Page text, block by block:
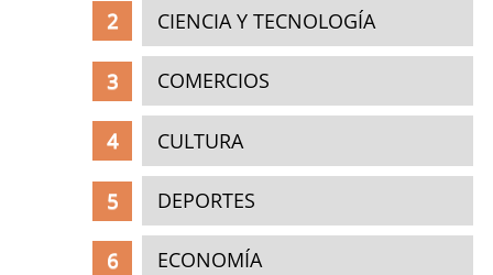
CIENCIA Y TECNOLOGÍA
COMERCIOS
CULTURA
DEPORTES
ECONOMÍA